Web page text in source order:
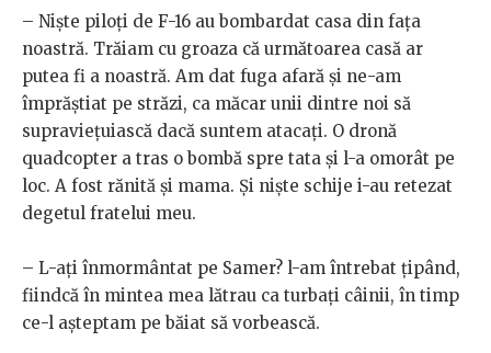
– Niște piloți de F-16 au bombardat casa din fața
noastră. Trăiam cu groaza că următoarea casă ar
putea fi a noastră. Am dat fuga afară și ne-am
împrăștiat pe străzi, ca măcar unii dintre noi să
supraviețuiască dacă suntem atacați. O dronă
quadcopter a tras o bombă spre tata și l-a omorât pe
loc. A fost rănită și mama. Și niște schije i-au retezat
degetul fratelui meu.
– L-ați înmormântat pe Samer? l-am întrebat țipând,
fiindcă în mintea mea lătrau ca turbați câinii, în timp
ce-l așteptam pe băiat să vorbească.